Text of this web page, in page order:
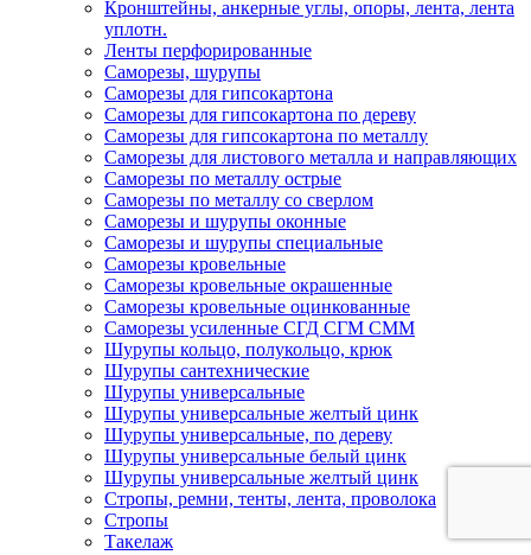
Кронштейны, анкерные углы, опоры, лента, лента
уплотн.
Ленты перфорированные
Саморезы, шурупы
Саморезы для гипсокартона
Саморезы для гипсокартона по дереву
Саморезы для гипсокартона по металлу
Саморезы для листового металла и направляющих
Саморезы по металлу острые
Саморезы по металлу со сверлом
Саморезы и шурупы оконные
Саморезы и шурупы специальные
Саморезы кровельные
Саморезы кровельные окрашенные
Саморезы кровельные оцинкованные
Саморезы усиленные СГД СГМ СММ
Шурупы кольцо, полукольцо, крюк
Шурупы сантехнические
Шурупы универсальные
Шурупы универсальные желтый цинк
Шурупы универсальные, по дереву
Шурупы универсальные белый цинк
Шурупы универсальные желтый цинк
Стропы, ремни, тенты, лента, проволока
Стропы
Такелаж